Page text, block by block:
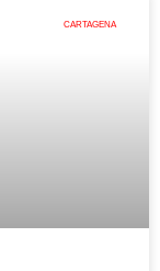
CARTAGENA